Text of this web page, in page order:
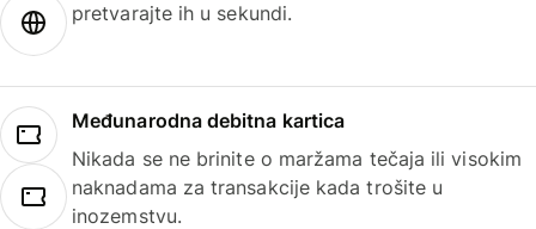
pretvarajte ih u sekundi.
Međunarodna debitna kartica
Nikada se ne brinite o maržama tečaja ili visokim
naknadama za transakcije kada trošite u
inozemstvu.